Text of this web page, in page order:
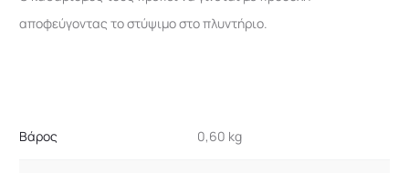
αποφεύγοντας το στύψιμο στο πλυντήριο.
Βάρος 0,60 kg